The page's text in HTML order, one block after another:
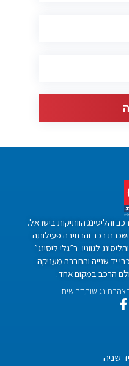
והליסינג הוותיקות בישראל.
בשנת 1985 כחברת השכרת רכב והרחיבה פעילותה
לגווניו. ב”גלי ליסינג”
חדשים 0 ק”מ ורכבי יד שנייה והחברה מעניקה
הרכב במקום אחד.
נגישותדרושים
שניה